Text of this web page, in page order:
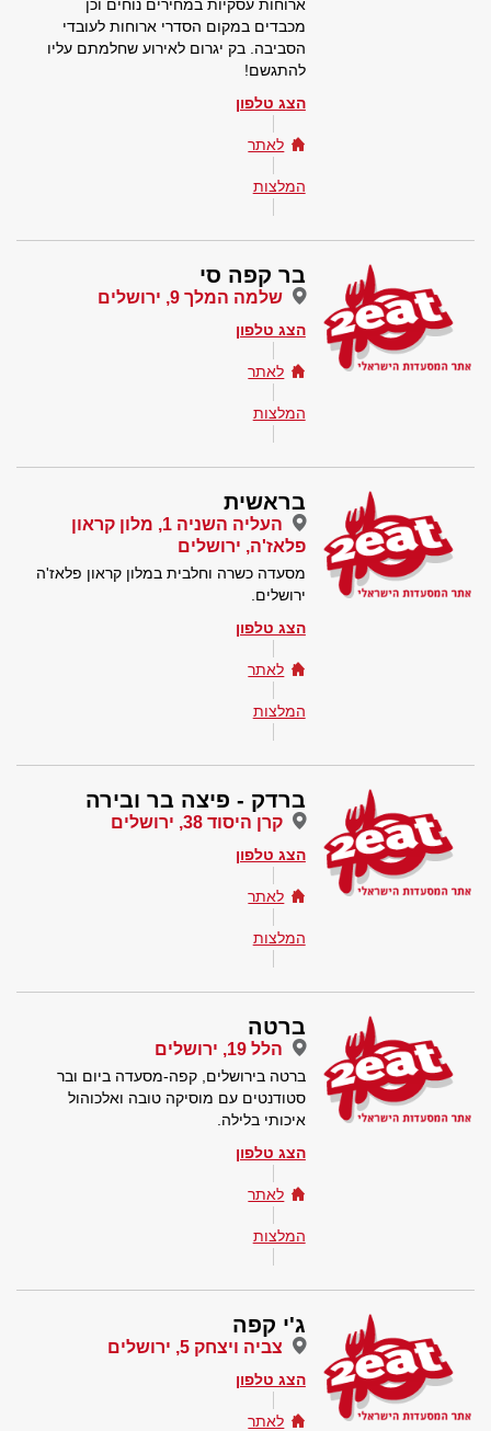
ארוחות עסקיות במחירים נוחים וכן
מכבדים במקום הסדרי ארוחות לעובדי
הסביבה. בק יגרום לאירוע שחלמתם עליו
להתגשם!
הצג טלפון
לאתר
המלצות
בר קפה סי
שלמה המלך 9, ירושלים
הצג טלפון
לאתר
המלצות
בראשית
העליה השניה 1, מלון קראון
פלאז'ה, ירושלים
מסעדה כשרה וחלבית במלון קראון פלאז'ה
ירושלים.
הצג טלפון
לאתר
המלצות
ברדק - פיצה בר ובירה
קרן היסוד 38, ירושלים
הצג טלפון
לאתר
המלצות
ברטה
הלל 19, ירושלים
ברטה בירושלים, קפה-מסעדה ביום ובר
סטודנטים עם מוסיקה טובה ואלכוהול
איכותי בלילה.
הצג טלפון
לאתר
המלצות
ג'י קפה
צביה ויצחק 5, ירושלים
הצג טלפון
לאתר